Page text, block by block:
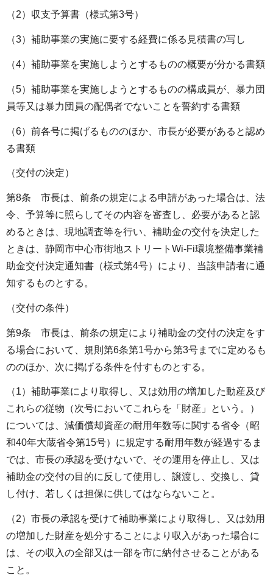
（2）収支予算書（様式第3号）
（3）補助事業の実施に要する経費に係る見積書の写し
（4）補助事業を実施しようとするものの概要が分かる書類
（5）補助事業を実施しようとするものの構成員が、暴力団
員等又は暴力団員の配偶者でないことを誓約する書類
（6）前各号に掲げるもののほか、市長が必要があると認め
る書類
（交付の決定）
第8条 市長は、前条の規定による申請があった場合は、法
令、予算等に照らしてその内容を審査し、必要があると認
めるときは、現地調査等を行い、補助金の交付を決定した
ときは、静岡市中心市街地ストリートWi-Fi環境整備事業補
助金交付決定通知書（様式第4号）により、当該申請者に通
知するものとする。
（交付の条件）
第9条 市長は、前条の規定により補助金の交付の決定をす
る場合において、規則第6条第1号から第3号までに定めるも
ののほか、次に掲げる条件を付すものとする。
（1）補助事業により取得し、又は効用の増加した動産及び
これらの従物（次号においてこれらを「財産」という。）
については、減価償却資産の耐用年数等に関する省令（昭
和40年大蔵省令第15号）に規定する耐用年数が経過するま
では、市長の承認を受けないで、その運用を停止し、又は
補助金の交付の目的に反して使用し、譲渡し、交換し、貸
し付け、若しくは担保に供してはならないこと。
（2）市長の承認を受けて補助事業により取得し、又は効用
の増加した財産を処分することにより収入があった場合に
は、その収入の全部又は一部を市に納付させることがある
こと。